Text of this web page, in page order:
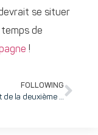
se situer
de
!
FOLLOWING
Lancement de la deuxième promo French Tech Tremplin : accélérer encore la diversité et encourager l’inclusion dans la tech !